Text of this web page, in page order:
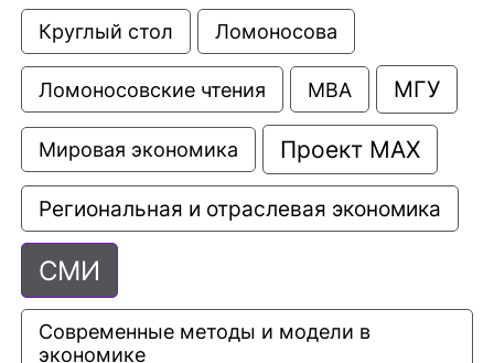
Круглый стол Ломоносова
Ломоносовские чтения МВА МГУ
Мировая экономика Проект МАХ
Региональная и отраслевая экономика
СМИ
Современные методы и модели в
экономике